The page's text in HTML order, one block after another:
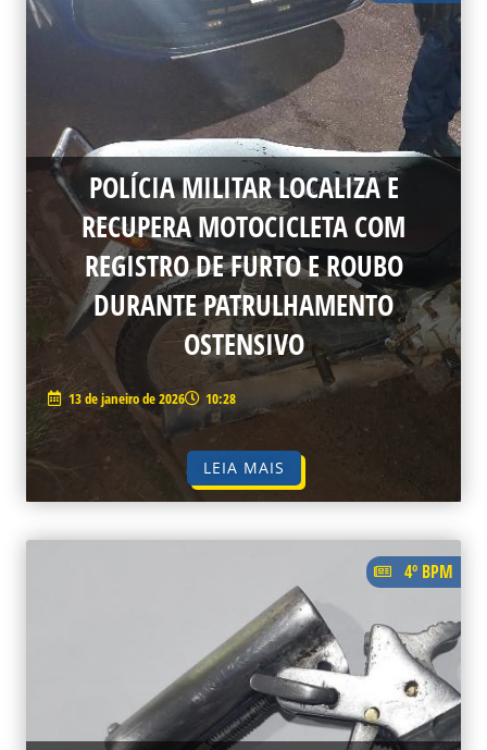
POLÍCIA MILITAR LOCALIZA E
RECUPERA MOTOCICLETA COM
REGISTRO DE FURTO E ROUBO
DURANTE PATRULHAMENTO
OSTENSIVO
13 de janeiro de 2026 10:28
LEIA MAIS
4º BPM